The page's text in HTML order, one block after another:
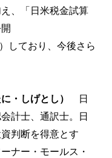
、「日米税金試算
しており、今後さら
に・しげとし）
日
計士、通訳士。日
判断を得意とす
ナー・モールス・